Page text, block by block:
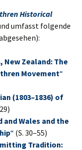
Historical
umfasst folgende
New Zealand: The
Movement“
(1803–1836) of
and Wales and the
“ (S. 30–55)
Tradition: